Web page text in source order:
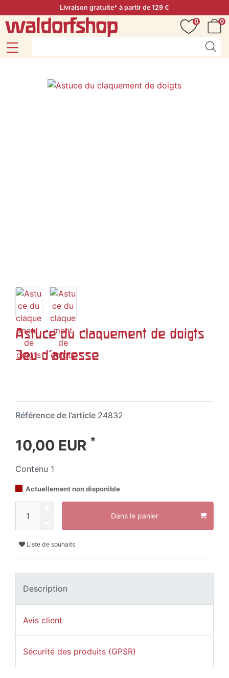
Livraison gratuite* à partir de 129 €
0
0
Astuce du claquement de doigts
Jeu d'adresse
Référence de l’article 24832
10,00 EUR *
Contenu 1
Actuellement non disponible
Dans le panier
Liste de souhaits
Description
Avis client
Sécurité des produits (GPSR)